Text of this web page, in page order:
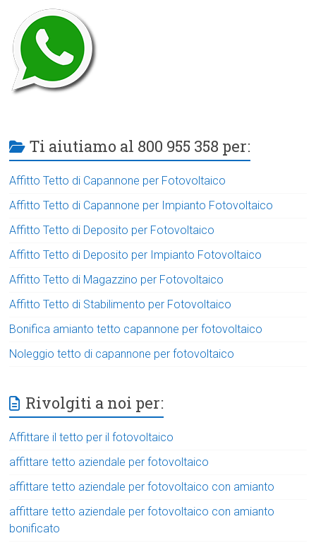
Ti aiutiamo al 800 955 358 per:
Affitto Tetto di Capannone per Fotovoltaico
Affitto Tetto di Capannone per Impianto Fotovoltaico
Affitto Tetto di Deposito per Fotovoltaico
Affitto Tetto di Deposito per Impianto Fotovoltaico
Affitto Tetto di Magazzino per Fotovoltaico
Affitto Tetto di Stabilimento per Fotovoltaico
Bonifica amianto tetto capannone per fotovoltaico
Noleggio tetto di capannone per fotovoltaico
Rivolgiti a noi per:
Affittare il tetto per il fotovoltaico
affittare tetto aziendale per fotovoltaico
affittare tetto aziendale per fotovoltaico con amianto
affittare tetto aziendale per fotovoltaico con amianto
bonificato